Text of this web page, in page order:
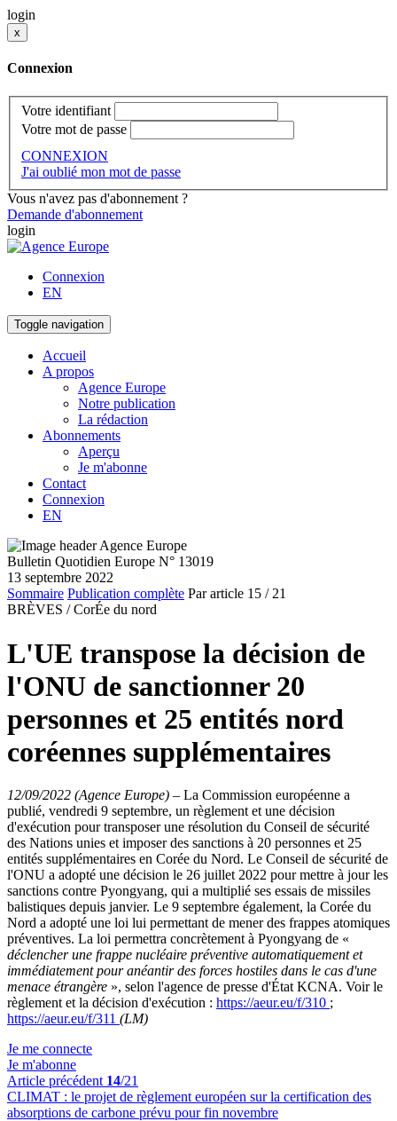
login
x
Connexion
Votre identifiant
Votre mot de passe
CONNEXION
J'ai oublié mon mot de passe
Vous n'avez pas d'abonnement ?
Demande d'abonnement
login
Connexion
EN
Toggle navigation
Accueil
A propos
Agence Europe
Notre publication
La rédaction
Abonnements
Aperçu
Je m'abonne
Contact
Connexion
EN
Bulletin Quotidien Europe N° 13019
13 septembre 2022
Sommaire Publication complète Par article 15 / 21
BRÈVES / CorÉe du nord
L'UE transpose la décision de
l'ONU de sanctionner 20
personnes et 25 entités nord
coréennes supplémentaires
12/09/2022 (Agence Europe) – La Commission européenne a
publié, vendredi 9 septembre, un règlement et une décision
d'exécution pour transposer une résolution du Conseil de sécurité
des Nations unies et imposer des sanctions à 20 personnes et 25
entités supplémentaires en Corée du Nord. Le Conseil de sécurité de
l'ONU a adopté une décision le 26 juillet 2022 pour mettre à jour les
sanctions contre Pyongyang, qui a multiplié ses essais de missiles
balistiques depuis janvier. Le 9 septembre également, la Corée du
Nord a adopté une loi lui permettant de mener des frappes atomiques
préventives. La loi permettra concrètement à Pyongyang de «
déclencher une frappe nucléaire préventive automatiquement et
immédiatement pour anéantir des forces hostiles dans le cas d'une
menace étrangère », selon l'agence de presse d'État KCNA. Voir le
règlement et la décision d'exécution : https://aeur.eu/f/310 ;
https://aeur.eu/f/311 (LM)
Je me connecte
Je m'abonne
Article précédent 14/21
CLIMAT : le projet de règlement européen sur la certification des
absorptions de carbone prévu pour fin novembre